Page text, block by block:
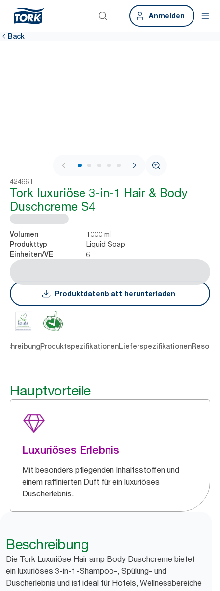
Anmelden
Back
1 / 7
424661
Tork luxuriöse 3‑in‑1 Hair & Body
Duschcreme S4
Volumen 1000 ml
Produkttyp Liquid Soap
Einheiten/VE 6
Produktdatenblatt herunterladen
ProduktspezifikationenLieferspezifikationen
Hauptvorteile
Luxuriöses Erlebnis
Mit besonders pflegenden Inhaltsstoffen und
einem raffinierten Duft für ein luxuriöses
Duscherlebnis.
Beschreibung
Die Tork Luxuriöse Hair amp Body Duschcreme bietet
ein luxuriöses 3-in-1-Shampoo-, Spülung- und
Duscherlebnis und ist ideal für Hotels, Wellnessbereiche